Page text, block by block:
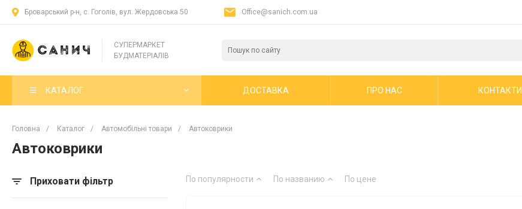
Броварський р-н, с. Гоголів, вул. Жердовська 50 Office@sanich.com.ua
СУПЕРМАРКЕТ
БУДМАТЕРІАЛІВ
КАТАЛОГ ДОСТАВКА ПРО НАС КОНТАКТИ
Головна / Каталог / Автомобільні товари / Автоковрики
Автоковрики
Приховати фільтр По популярности По названию По цене